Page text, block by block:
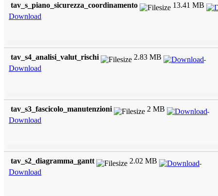
tav_s_piano_sicurezza_coordinamento
13.41 MB
Download
tav_s4_analisi_valut_rischi
2.83 MB
Download
tav_s3_fascicolo_manutenzioni
2 MB
Download
tav_s2_diagramma_gantt
2.02 MB
Download